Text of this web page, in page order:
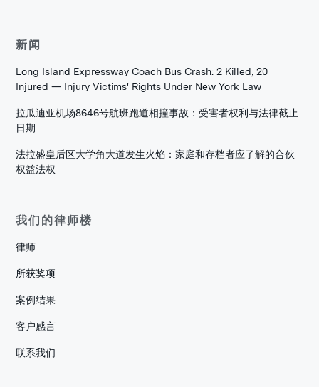
新闻
Long Island Expressway Coach Bus Crash: 2 Killed, 20
Injured — Injury Victims' Rights Under New York Law
拉瓜迪亚机场8646号航班跑道相撞事故：受害者权利与法律截止
日期
法拉盛皇后区大学角大道发生火焰：家庭和存档者应了解的合伙
权益法权
我们的律师楼
律师
所获奖项
案例结果
客户感言
联系我们